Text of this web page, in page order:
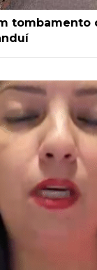
tombamento